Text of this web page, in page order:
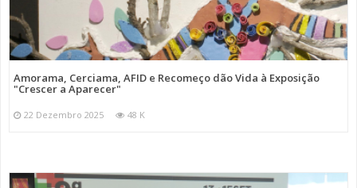
Amorama, Cerciama, AFID e Recomeço dão Vida à Exposição
"Crescer a Aparecer"
22 Dezembro 2025 48 K